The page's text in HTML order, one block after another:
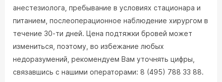
анестезиолога, пребывание в условиях стационара и
питанием, послеоперационное наблюдение хирургом в
течение 30-ти дней. Цена подтяжки бровей может
измениться, поэтому, во избежание любых
недоразумений, рекомендуем Вам уточнять цифры,
связавшись с нашими операторами: 8 (495) 788 33 88.